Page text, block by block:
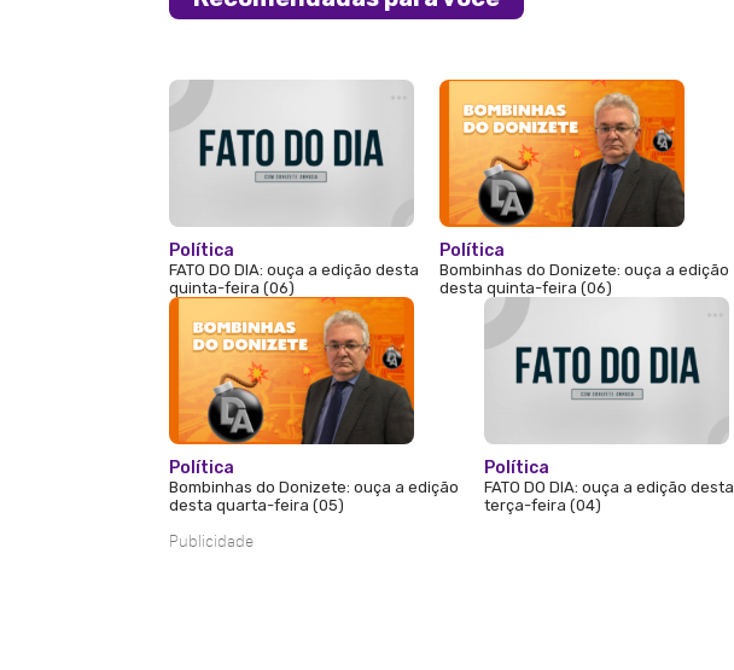
Política
FATO DO DIA: ouça a edição desta
quinta-feira (06)
Política
Bombinhas do Donizete: ouça a edição
desta quinta-feira (06)
Política
Bombinhas do Donizete: ouça a edição
desta quarta-feira (05)
Política
FATO DO DIA: ouça a edição desta
terça-feira (04)
Publicidade